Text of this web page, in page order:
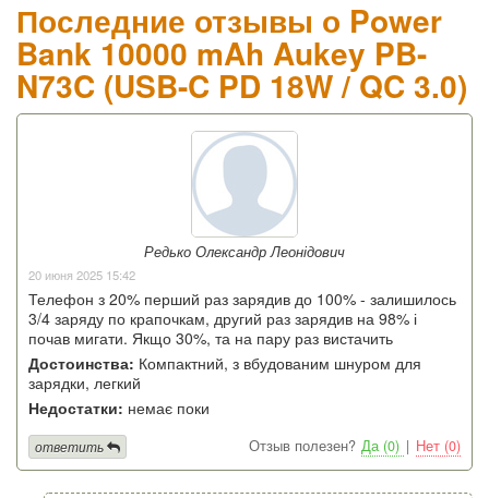
Последние отзывы о Power
Bank 10000 mAh Aukey PB-
N73C (USB-C PD 18W / QC 3.0)
Редько Олександр Леонідович
20 июня 2025 15:42
Телефон з 20% перший раз зарядив до 100% - залишилось
3/4 заряду по крапочкам, другий раз зарядив на 98% і
почав мигати. Якщо 30%, та на пару раз вистачить
Достоинства: Компактний, з вбудованим шнуром для
зарядки, легкий
Недостатки: немає поки
Отзыв полезен? Да (0) | Нет (0)
ответить